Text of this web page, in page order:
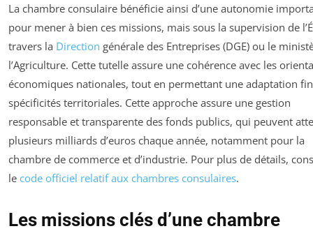
La chambre consulaire bénéficie ainsi d’une autonomie
pour mener à bien ces missions, mais sous la supervision de
travers la Direction générale des Entreprises (DGE) ou le
l’Agriculture. Cette tutelle assure une cohérence avec les
économiques nationales, tout en permettant une adaptation
spécificités territoriales. Cette approche assure une gestion
responsable et transparente des fonds publics, qui peuvent
plusieurs milliards d’euros chaque année, notamment pour la
chambre de commerce et d’industrie. Pour plus de détails,
le code officiel relatif aux chambres consulaires.
Les missions clés d’une chambre